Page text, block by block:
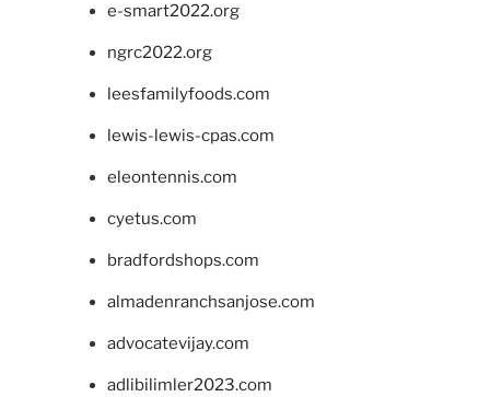
e-smart2022.org
ngrc2022.org
leesfamilyfoods.com
lewis-lewis-cpas.com
eleontennis.com
cyetus.com
bradfordshops.com
almadenranchsanjose.com
advocatevijay.com
adlibilimler2023.com